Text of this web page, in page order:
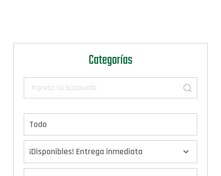
Categorías
Todo
¡Disponibles! Entrega inmediata